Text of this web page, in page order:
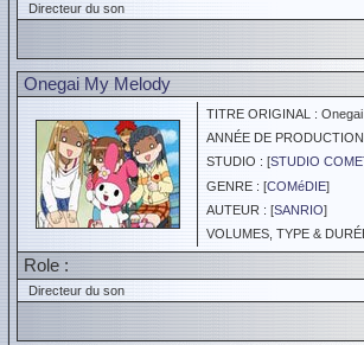
Directeur du son
Onegai My Melody
TITRE ORIGINAL :
ANNÉE DE
STUDIO : [STUDIO
GENRE : [COMéDIE]
AUTEUR : [SANRIO]
VOLUMES, TYPE &
Role :
Directeur du son